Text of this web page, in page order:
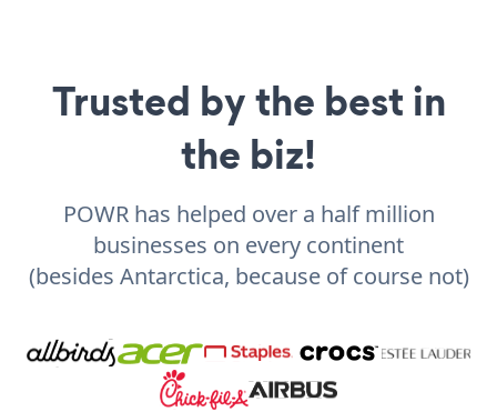
Trusted by the best in
the biz!
POWR has helped over a half million
businesses on every continent
(besides Antarctica, because of course not)